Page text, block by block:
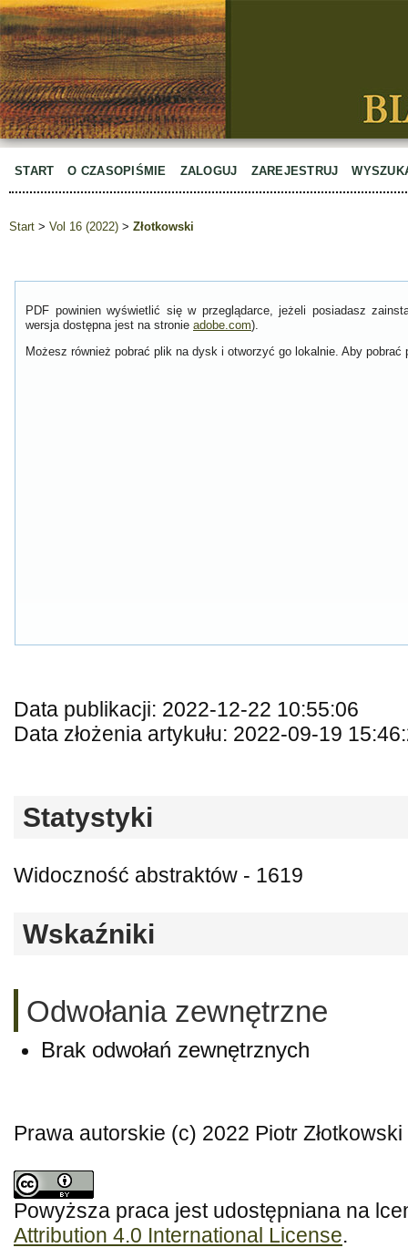
START O CZASOPIŚMIE ZALOGUJ ZAREJESTRUJ
Start > Vol 16 (2022) > Złotkowski
PDF powinien wyświetlić się w przeglądarce, jeżeli posiadasz
wersja dostępna jest na stronie adobe.com).
Możesz również pobrać plik na dysk i otworzyć go lokalnie. Aby
Data publikacji: 2022-12-22 10:55:06
Data złożenia artykułu: 2022-09-19
Statystyki
Widoczność abstraktów - 1619
Wskaźniki
Odwołania zewnętrzne
Brak odwołań zewnętrznych
Prawa autorskie (c) 2022 Piotr Złotkowski
Powyższa praca jest udostępniana na
Attribution 4.0 International License.